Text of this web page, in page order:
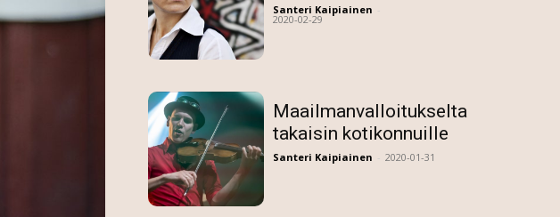
Santeri Kaipiainen -
2020-02-29
Maailmanvalloitukselta
takaisin kotikonnuille
Santeri Kaipiainen - 2020-01-31